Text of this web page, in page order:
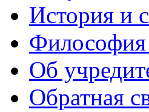
История и
Философия
Об
Обратная